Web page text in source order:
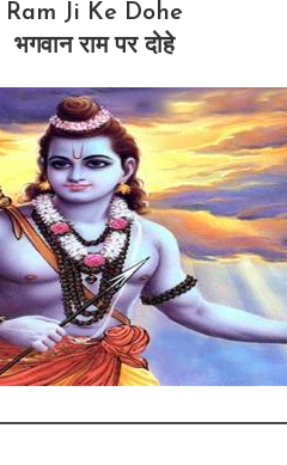
Ram Ji Ke Dohe
भगवान राम पर दोहे